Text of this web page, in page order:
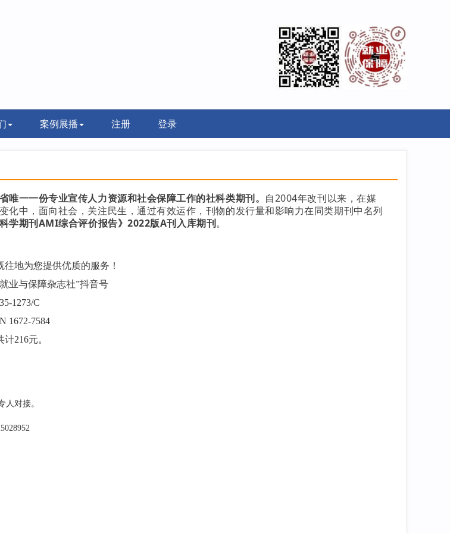
案例展播 注册 登录
唯一一份专业宣传人力资源和社会保障工作的社科类期刊。 自2004年改刊以来，在媒
化中，面向社会，关注民生，通过有效运作，刊物的发行量和影响力在同类期刊中名列
科学期刊AMI综合评价报告》2022版A刊入库期刊。
往地为您提供优质的服务！
业与保障杂志社”抖音号
1273/C
1672-7584
216元。
人对接。